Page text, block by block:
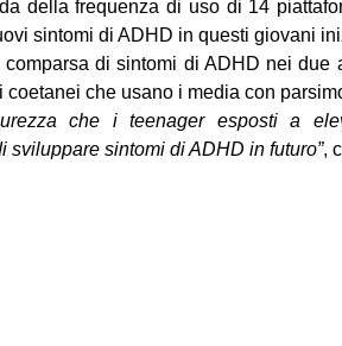
della frequenza di uso di 14
sintomi di ADHD in questi giovani
comparsa di sintomi di ADHD nei
che usano i media con
che i teenager esposti a
sintomi di ADHD in futuro”,